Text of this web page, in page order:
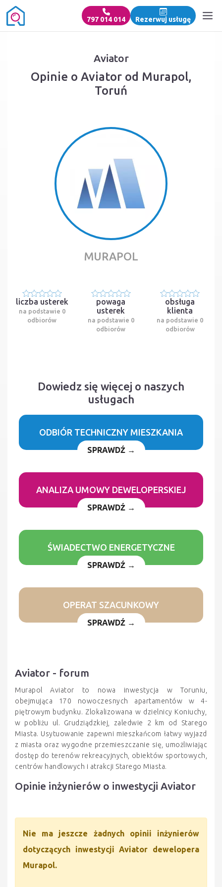
797 014 014 Rezerwuj usługę
Aviator
Opinie o Aviator od Murapol,
Toruń
MURAPOL
liczba usterek
na podstawie 0
odbiorów
powaga
usterek
na podstawie 0
odbiorów
obsługa
klienta
na podstawie 0
odbiorów
Dowiedz się więcej o naszych
usługach
ODBIÓR TECHNICZNY MIESZKANIA
SPRAWDŹ →
ANALIZA UMOWY DEWELOPERSKIEJ
SPRAWDŹ →
ŚWIADECTWO ENERGETYCZNE
SPRAWDŹ →
OPERAT SZACUNKOWY
SPRAWDŹ →
Aviator - forum
Murapol Aviator to nowa inwestycja w Toruniu,
obejmująca 170 nowoczesnych apartamentów w 4-
piętrowym budynku. Zlokalizowana w dzielnicy Koniuchy,
w pobliżu ul. Grudziądzkiej, zaledwie 2 km od Starego
Miasta. Usytuowanie zapewni mieszkańcom łatwy wyjazd
z miasta oraz wygodne przemieszczanie się, umożliwiając
dostęp do terenów rekreacyjnych, obiektów sportowych,
centrów handlowych i atrakcji Starego Miasta.
Opinie inżynierów o inwestycji Aviator
Nie ma jeszcze żadnych opinii inżynierów
dotyczących inwestycji Aviator dewelopera
Murapol.